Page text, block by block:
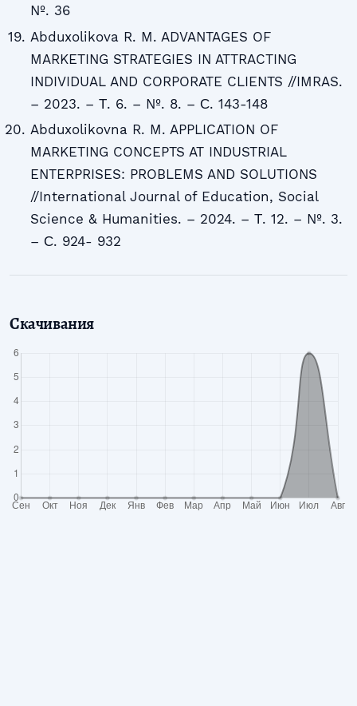
№. 36
Abduxolikova R. M. ADVANTAGES OF
MARKETING STRATEGIES IN ATTRACTING
INDIVIDUAL AND CORPORATE CLIENTS //IMRAS.
– 2023. – Т. 6. – №. 8. – С. 143-148
Abduxolikovna R. M. APPLICATION OF
MARKETING CONCEPTS AT INDUSTRIAL
ENTERPRISES: PROBLEMS AND SOLUTIONS
//International Journal of Education, Social
Science & Humanities. – 2024. – Т. 12. – №. 3.
– С. 924- 932
Скачивания